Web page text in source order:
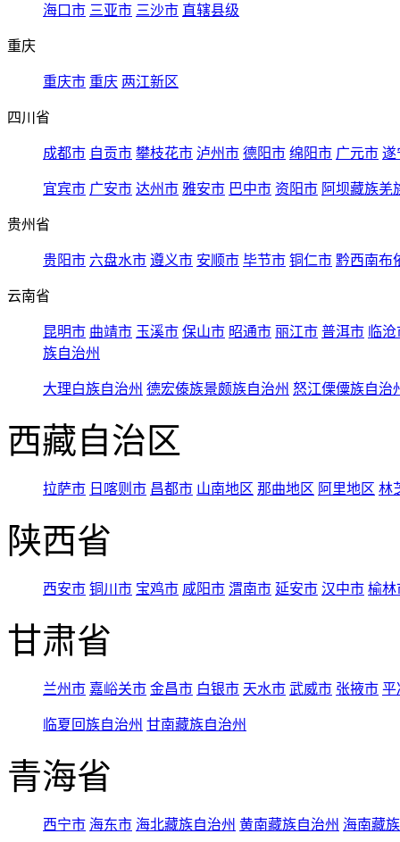
海口市 三亚市 三沙市 直辖县级
重庆
重庆市 重庆 两江新区
四川省
成都市 自贡市 攀枝花市 泸州市 德阳市 绵阳市 广元市 遂
宜宾市 广安市 达州市 雅安市 巴中市 资阳市 阿坝藏族羌
贵州省
贵阳市 六盘水市 遵义市 安顺市 毕节市 铜仁市 黔西南布
云南省
昆明市 曲靖市 玉溪市 保山市 昭通市 丽江市 普洱市 临
族自治州
大理白族自治州 德宏傣族景颇族自治州 怒江傈僳族自治
西藏自治区
拉萨市 日喀则市 昌都市 山南地区 那曲地区 阿里地区 林
陕西省
西安市 铜川市 宝鸡市 咸阳市 渭南市 延安市 汉中市 榆林
甘肃省
兰州市 嘉峪关市 金昌市 白银市 天水市 武威市 张掖市 平
临夏回族自治州 甘南藏族自治州
青海省
西宁市 海东市 海北藏族自治州 黄南藏族自治州 海南藏